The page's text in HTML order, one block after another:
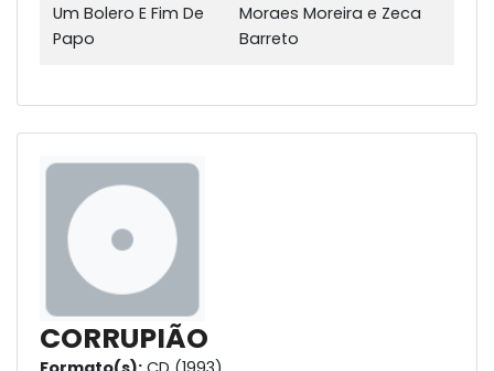
Um Bolero E Fim De
Papo
Moraes Moreira e Zeca
Barreto
CORRUPIÃO